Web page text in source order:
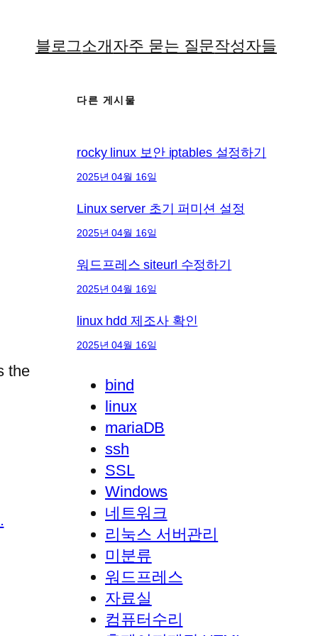
블로그소개자주 묻는 질문작성자들
the
다른 게시물
rocky linux 보안 iptables 설정하기
2025년 04월 16일
Linux server 초기 퍼미션 설정
2025년 04월 16일
워드프레스 siteurl 수정하기
2025년 04월 16일
linux hdd 제조사 확인
2025년 04월 16일
bind
linux
mariaDB
ssh
SSL
Windows
네트워크
리눅스 서버관리
미분류
워드프레스
자료실
컴퓨터수리